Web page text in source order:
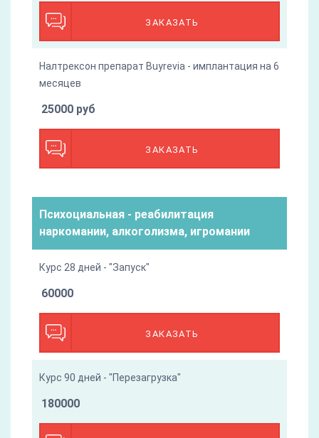
ЗАКАЗАТЬ
Налтрексон препарат Buyrevia - имплантация на 6
месяцев
ЗАКАЗАТЬ
25000 руб
Психоциальная - реабилитация
наркомании, алкоголизма, игромании
Курс 28 дней - "Запуск"
ЗАКАЗАТЬ
60000
Курс 90 дней - "Перезагрузка"
180000